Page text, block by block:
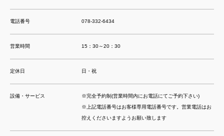
電話番号 078-332-6434
営業時間 15：30～20：30
定休日 日・祝
設備・サービス
※完全予約制(営業時間内にお電話にてご予約下さい)
※上記電話番号はお客様専用電話番号です。営業電話はお
控えくださいますようお願い致します